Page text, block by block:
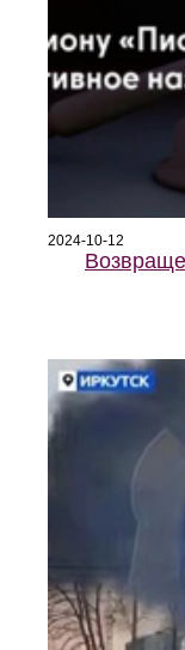
2024-10-12